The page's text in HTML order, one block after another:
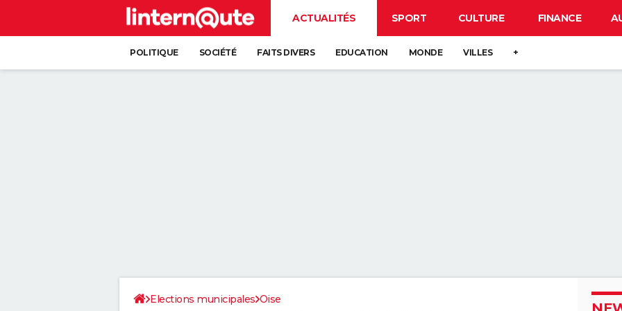
ACTUALITÉS SPORT CULTURE FINANCE
POLITIQUE SOCIÉTÉ FAITS DIVERS EDUCATION MONDE VILLES +
Elections municipales Oise